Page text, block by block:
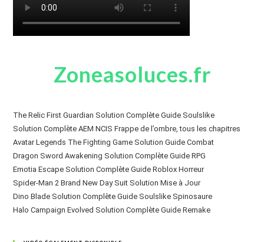
Zoneasoluces.fr
The Relic First Guardian Solution Complète Guide Soulslike
Solution Complète AEM NCIS Frappe de l’ombre, tous les chapitres
Avatar Legends The Fighting Game Solution Guide Combat
Dragon Sword Awakening Solution Complète Guide RPG
Emotia Escape Solution Complète Guide Roblox Horreur
Spider-Man 2 Brand New Day Suit Solution Mise à Jour
Dino Blade Solution Complète Guide Soulslike Spinosaure
Halo Campaign Evolved Solution Complète Guide Remake